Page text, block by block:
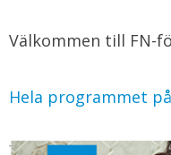
Välkommen till FN-
Hela programmet